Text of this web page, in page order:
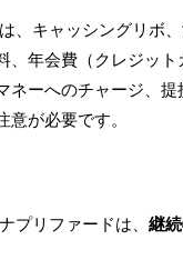
、キャッシングリボ
、年会費（クレジッ
ネーへのチャージ、
が必要です。
プリファードは、 継